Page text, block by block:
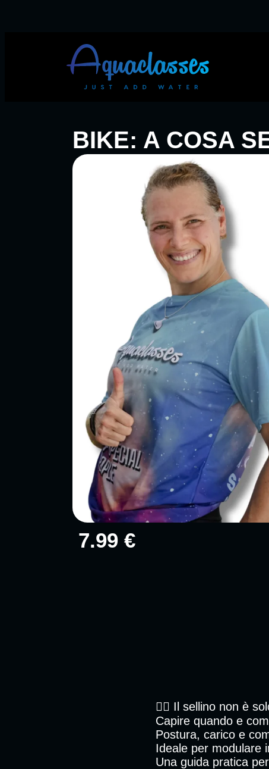
BIKE: A COSA
7.99 €
🚴‍♂️ Il sellino non è
Capire quando e
Postura, carico e
Ideale per modulare
Una guida pratica